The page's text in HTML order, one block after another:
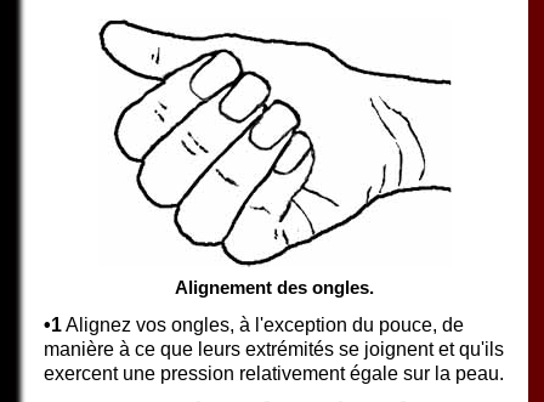
Alignement des ongles.
•1Alignez vos ongles, à l'exception du pouce, de
manière à ce que leurs extrémités se joignent et qu'ils
exercent une pression relativement égale sur la peau.